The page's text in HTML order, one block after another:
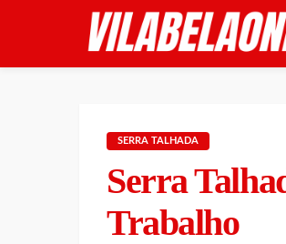
SERRA TALHADA
Serra
Trabalho